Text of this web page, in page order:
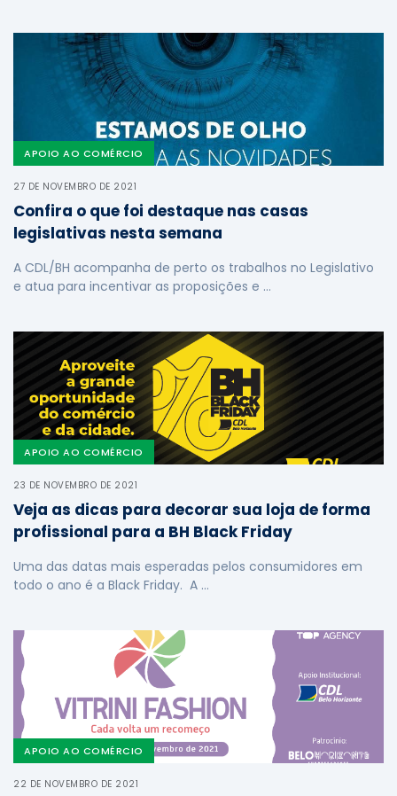
APOIO AO COMÉRCIO
27 DE NOVEMBRO DE 2021
Confira o que foi destaque nas casas
legislativas nesta semana
A CDL/BH acompanha de perto os trabalhos no Legislativo
e atua para incentivar as proposições e …
APOIO AO COMÉRCIO
23 DE NOVEMBRO DE 2021
Veja as dicas para decorar sua loja de forma
profissional para a BH Black Friday
Uma das datas mais esperadas pelos consumidores em
todo o ano é a Black Friday. A …
APOIO AO COMÉRCIO
22 DE NOVEMBRO DE 2021